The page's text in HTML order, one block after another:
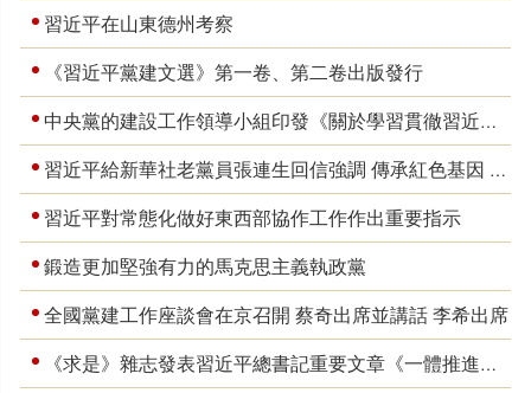
習近平在山東德州考察
《習近平黨建文選》第一卷、第二卷出版發行
中央黨的建設工作領導小組印發《關於學習貫徹習近平黨建思想的通知》
習近平給新華社老黨員張連生回信強調 傳承紅色基因 在新征程上書寫優異答卷
習近平對常態化做好東西部協作工作作出重要指示
鍛造更加堅強有力的馬克思主義執政黨
全國黨建工作座談會在京召開 蔡奇出席並講話 李希出席
《求是》雜志發表習近平總書記重要文章《一體推進教育科技人才發展》